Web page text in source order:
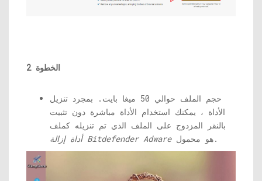
الخطوة 2
حجم الملف حوالي 50 ميغا بايت. بمجرد تنزيل
الأداة ، يمكنك استخدام الأداة مباشرة دون تثبيت
بالنقر المزدوج على الملف الذي تم تنزيله كملف
أداة إزالة Bitdefender Adware
هو محمول.